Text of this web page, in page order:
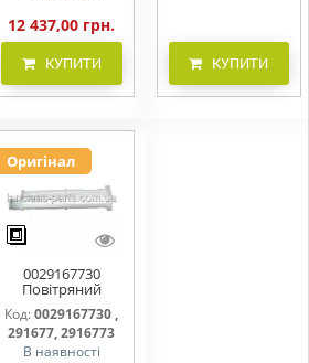
12 437,00 грн.
КУПИТИ КУПИТИ
Оригінал
0029167730
Повітряний
фільтр бака
(фільтр AdBlue)
Код: 0029167730 ,
291677, 2916773
В наявності